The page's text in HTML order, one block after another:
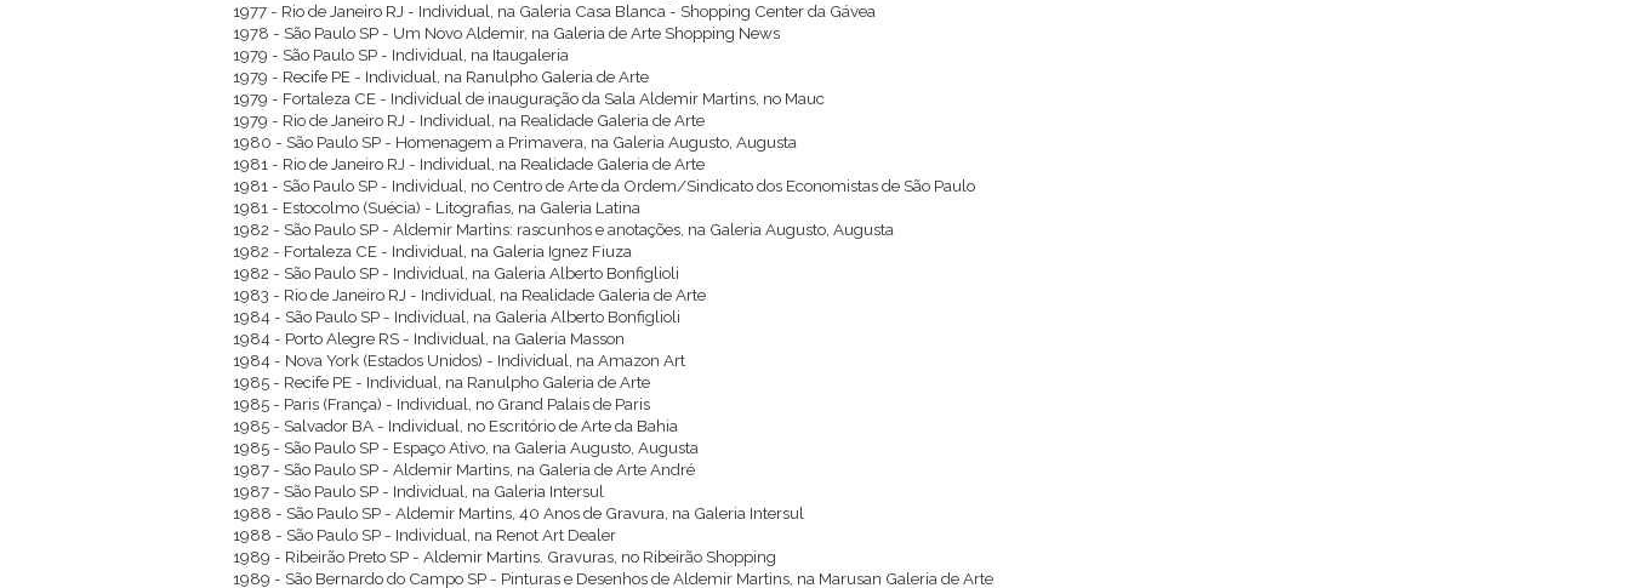
1977 - Rio de Janeiro RJ - Individual, na Galeria Casa Blanca - Shopping Center da Gávea
1978 - São Paulo SP - Um Novo Aldemir, na Galeria de Arte Shopping News
1979 - São Paulo SP - Individual, na Itaugaleria
1979 - Recife PE - Individual, na Ranulpho Galeria de Arte
1979 - Fortaleza CE - Individual de inauguração da Sala Aldemir Martins, no Mauc
1979 - Rio de Janeiro RJ - Individual, na Realidade Galeria de Arte
1980 - São Paulo SP - Homenagem a Primavera, na Galeria Augusto, Augusta
1981 - Rio de Janeiro RJ - Individual, na Realidade Galeria de Arte
1981 - São Paulo SP - Individual, no Centro de Arte da Ordem/Sindicato dos Economistas de São Paulo
1981 - Estocolmo (Suécia) - Litografias, na Galeria Latina
1982 - São Paulo SP - Aldemir Martins: rascunhos e anotações, na Galeria Augusto, Augusta
1982 - Fortaleza CE - Individual, na Galeria Ignez Fiuza
1982 - São Paulo SP - Individual, na Galeria Alberto Bonfiglioli
1983 - Rio de Janeiro RJ - Individual, na Realidade Galeria de Arte
1984 - São Paulo SP - Individual, na Galeria Alberto Bonfiglioli
1984 - Porto Alegre RS - Individual, na Galeria Masson
1984 - Nova York (Estados Unidos) - Individual, na Amazon Art
1985 - Recife PE - Individual, na Ranulpho Galeria de Arte
1985 - Paris (França) - Individual, no Grand Palais de Paris
1985 - Salvador BA - Individual, no Escritório de Arte da Bahia
1985 - São Paulo SP - Espaço Ativo, na Galeria Augusto, Augusta
1987 - São Paulo SP - Aldemir Martins, na Galeria de Arte André
1987 - São Paulo SP - Individual, na Galeria Intersul
1988 - São Paulo SP - Aldemir Martins, 40 Anos de Gravura, na Galeria Intersul
1988 - São Paulo SP - Individual, na Renot Art Dealer
1989 - Ribeirão Preto SP - Aldemir Martins. Gravuras, no Ribeirão Shopping
1989 - São Bernardo do Campo SP - Pinturas e Desenhos de Aldemir Martins, na Marusan Galeria de Arte